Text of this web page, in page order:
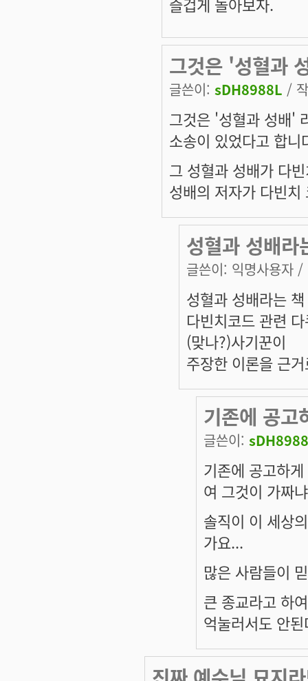
그것은 '성혈과
글쓴이: sDH8988L /
그것은 '성혈과 성배'
소송이 있었다고 합
그 성혈과 성배가 다
성배의 저자가 다빈
성혈과 성배라
글쓴이: 익명사용자 /
성혈과 성배라는
다빈치코드 관련
(맞나?)사기꾼이
주장한 이론을 근
기존에 공고
글쓴이:
기존에 공고하
여 그것이 가짜
솔직이 이 세상
가요...
많은 사람들이
큰 종교라고 하
억눌러서도 안